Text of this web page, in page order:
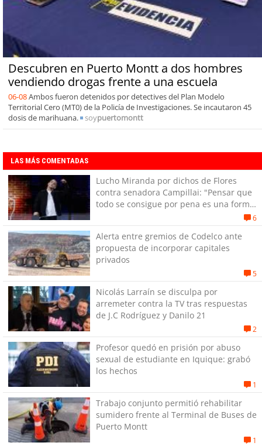
Descubren en Puerto Montt a dos hombres
vendiendo drogas frente a una escuela
06-08Ambos fueron detenidos por detectives del Plan Modelo
Territorial Cero (MT0) de la Policía de Investigaciones. Se incautaron 45
dosis de marihuana.
soypuertomontt
LAS MÁS COMENTADAS
Lucho Miranda por dichos de Flores
contra senadora Campillai: "Pensar que
todo se consigue por pena es una forma
6
Alerta entre gremios de Codelco ante
propuesta de incorporar capitales
privados
5
Nicolás Larraín se disculpa por
arremeter contra la TV tras respuestas
de J.C Rodríguez y Danilo 21
2
Profesor quedó en prisión por abuso
sexual de estudiante en Iquique: grabó
los hechos
1
Trabajo conjunto permitió rehabilitar
sumidero frente al Terminal de Buses de
Puerto Montt
1